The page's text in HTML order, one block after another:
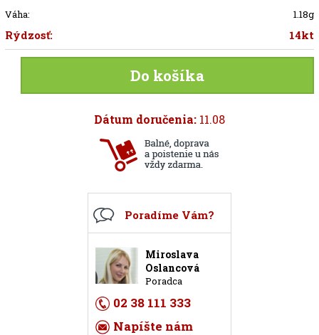
Váha:
1.18g
Rýdzosť: 14kt
Do košíka
Dátum doručenia: 11.08
Poradíme Vám?
Miroslava
Oslancová
Poradca
02 38 111 333
Napíšte nám